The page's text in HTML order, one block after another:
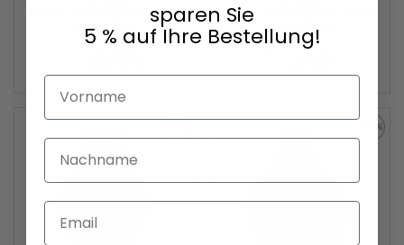
Revive Chronograph 41mm
VE2M00521
439,00 €
Revive Chronograph 41mm
VE2M00621
461,40 €
-62%
sparen Sie
5 % auf Ihre Bestellung!
Vorname
Nachname
Email